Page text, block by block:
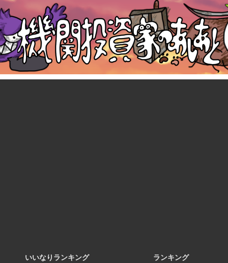
いいなりランキング ランキング